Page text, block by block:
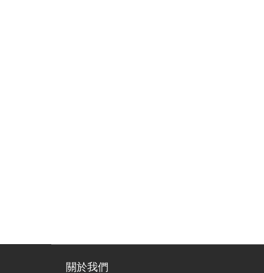
關於我們